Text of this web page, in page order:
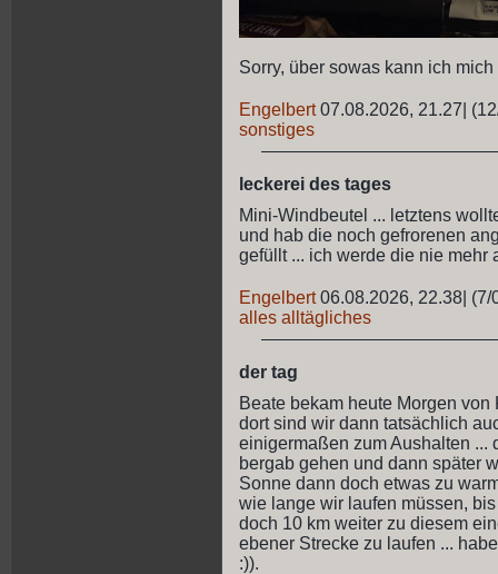
Sorry, über sowas kann ich
Engelbert 07.08.2026, 21.27
sonstiges
leckerei des tages
Mini-Windbeutel ... letztens
und hab die noch gefrorenen
gefüllt ... ich werde die nie mehr
Engelbert 06.08.2026, 22.38 (7/
alles alltägliches
der tag
Beate bekam heute Morgen
dort sind wir dann tatsächlich
einigermaßen zum Aushalten ...
bergab gehen und dann später
Sonne dann doch etwas zu
wie lange wir laufen müssen,
doch 10 km weiter zu diesem
ebener Strecke zu laufen ...
:)).